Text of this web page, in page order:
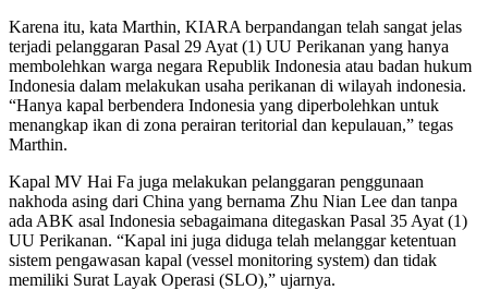
Karena itu, kata Marthin, KIARA berpandangan telah sangat jelas
terjadi pelanggaran Pasal 29 Ayat (1) UU Perikanan yang hanya
membolehkan warga negara Republik Indonesia atau badan hukum
Indonesia dalam melakukan usaha perikanan di wilayah indonesia.
“Hanya kapal berbendera Indonesia yang diperbolehkan untuk
menangkap ikan di zona perairan teritorial dan kepulauan,” tegas
Marthin.
Kapal MV Hai Fa juga melakukan pelanggaran penggunaan
nakhoda asing dari China yang bernama Zhu Nian Lee dan tanpa
ada ABK asal Indonesia sebagaimana ditegaskan Pasal 35 Ayat (1)
UU Perikanan. “Kapal ini juga diduga telah melanggar ketentuan
sistem pengawasan kapal (vessel monitoring system) dan tidak
memiliki Surat Layak Operasi (SLO),” ujarnya.